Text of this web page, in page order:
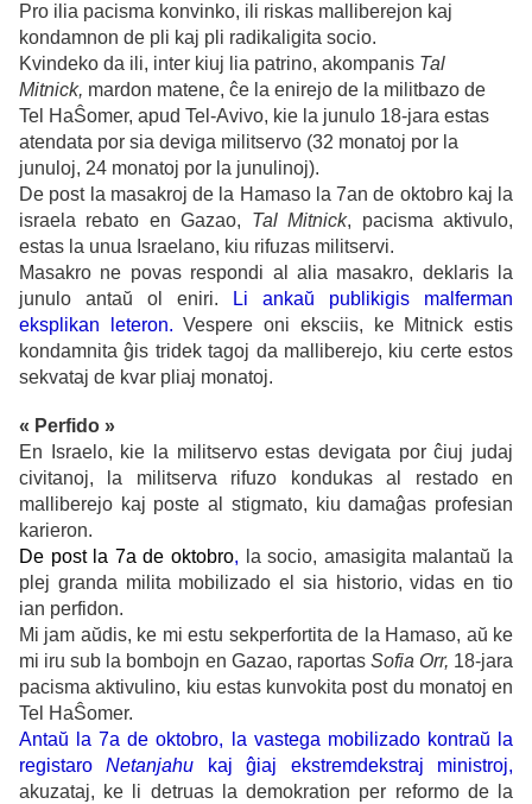
Pro ilia pacisma konvinko, ili riskas malliberejon kaj
kondamnon de pli kaj pli radikaligita socio.
Kvindeko da ili, inter kiuj lia patrino, akompanis Tal
Mitnick, mardon matene, ĉe la enirejo de la militbazo de
Tel HaŜomer, apud Tel-Avivo, kie la junulo 18-jara estas
atendata por sia deviga militservo (32 monatoj por la
junuloj, 24 monatoj por la junulinoj).
De post la masakroj de la Hamaso la 7an de oktobro kaj la
israela rebato en Gazao, Tal Mitnick, pacisma aktivulo,
estas la unua Israelano, kiu rifuzas militservi.
Masakro ne povas respondi al alia masakro, deklaris la
junulo antaŭ ol eniri.
Li ankaŭ publikigis malferman
eksplikan leteron. Vespere oni eksciis, ke Mitnick estis
kondamnita ĝis tridek tagoj da malliberejo, kiu certe estos
sekvataj de kvar pliaj monatoj.
« Perfido »
En Israelo, kie la militservo estas devigata por ĉiuj judaj
civitanoj, la militserva rifuzo kondukas al restado en
malliberejo kaj poste al stigmato, kiu damaĝas profesian
karieron.
De post la 7a de oktobro, la socio, amasigita malantaŭ la
plej granda milita mobilizado el sia historio, vidas en tio
ian perfidon.
Mi jam aŭdis, ke mi estu sekperfortita de la Hamaso, aŭ ke
mi iru sub la bombojn en Gazao, raportas Sofia Orr, 18-jara
pacisma aktivulino, kiu estas kunvokita post du monatoj en
Tel HaŜomer.
Antaŭ la 7a de oktobro, la vastega mobilizado kontraŭ la
registaroNetanjahu
kaj ĝiaj ekstremdekstraj ministroj,
akuzataj, ke li detruas la demokration per reformo de la